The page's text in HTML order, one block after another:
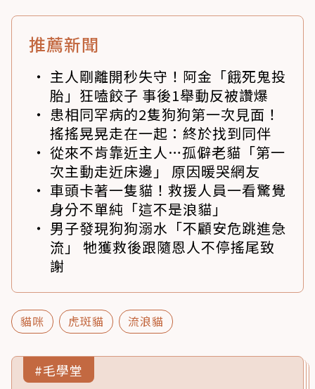
推薦新聞
主人剛離開秒失守！阿金「餓死鬼投
胎」狂嗑餃子 事後1舉動反被讚爆
患相同罕病的2隻狗狗第一次見面！
搖搖晃晃走在一起：終於找到同伴
從來不肯靠近主人…孤僻老貓「第一
次主動走近床邊」 原因暖哭網友
車頭卡著一隻貓！救援人員一看驚覺
身分不單純「這不是浪貓」
男子發現狗狗溺水「不顧安危跳進急
流」 牠獲救後跟隨恩人不停搖尾致
謝
貓咪 虎斑貓 流浪貓
#毛學堂